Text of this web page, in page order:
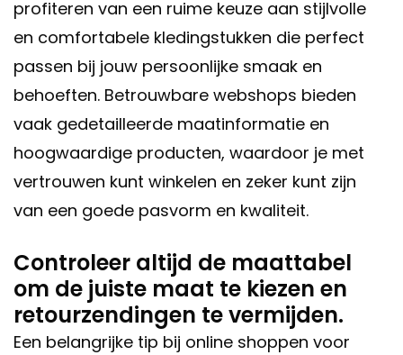
profiteren van een ruime keuze aan stijlvolle
en comfortabele kledingstukken die perfect
passen bij jouw persoonlijke smaak en
behoeften. Betrouwbare webshops bieden
vaak gedetailleerde maatinformatie en
hoogwaardige producten, waardoor je met
vertrouwen kunt winkelen en zeker kunt zijn
van een goede pasvorm en kwaliteit.
Controleer altijd de maattabel
om de juiste maat te kiezen en
retourzendingen te vermijden.
Een belangrijke tip bij online shoppen voor